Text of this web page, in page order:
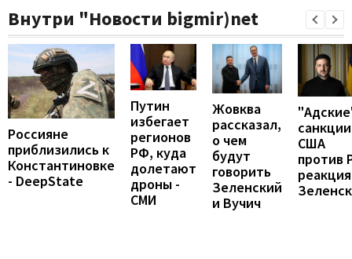
Внутри "Новости bigmir)net
Россияне
приблизились к
Константиновке
- DeepState
Путин
избегает
регионов
РФ, куда
долетают
дроны -
СМИ
Жовква
рассказал,
о чем
будут
говорить
Зеленский
и Вучич
санкции
США
против
реакция